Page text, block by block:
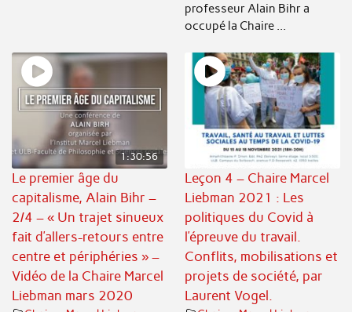
professeur Alain Bihr a
occupé la Chaire ...
1:30:56
Le premier âge du
capitalisme, Alain Bihr –
2/4 – « Un trajet sinueux
fait d’allers-retours entre
centre et périphéries » –
Vidéo de la Chaire Marcel
Liebman mars 2020
Leçon 4 – Chaire Marcel
Liebman 2021 : Les
politiques du Covid à
l’épreuve du travail.
Conflits, mobilisations et
projets de société, par
Laurent Vogel.